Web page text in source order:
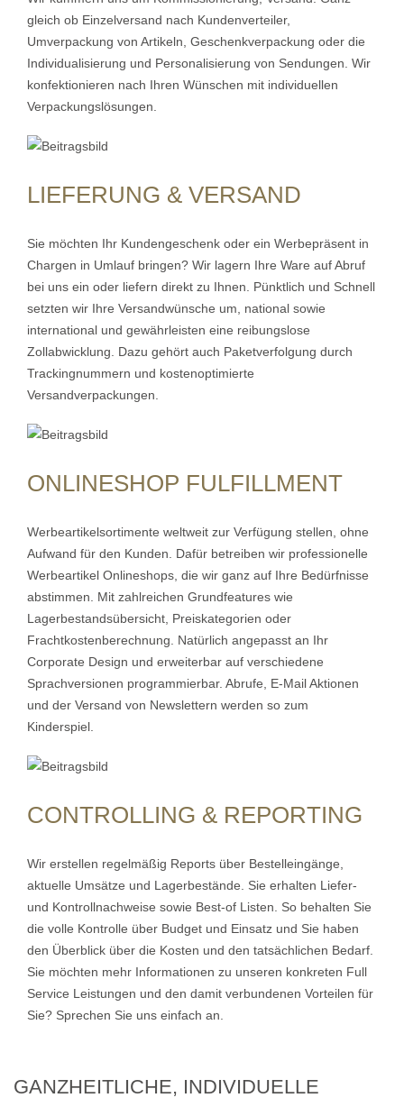
gleich ob Einzelversand nach Kundenverteiler,
Umverpackung von Artikeln, Geschenkverpackung oder die
Individualisierung und Personalisierung von Sendungen. Wir
konfektionieren nach Ihren Wünschen mit individuellen
Verpackungslösungen.
LIEFERUNG & VERSAND
Sie möchten Ihr Kundengeschenk oder ein Werbepräsent in
Chargen in Umlauf bringen? Wir lagern Ihre Ware auf Abruf
bei uns ein oder liefern direkt zu Ihnen. Pünktlich und Schnell
setzten wir Ihre Versandwünsche um, national sowie
international und gewährleisten eine reibungslose
Zollabwicklung. Dazu gehört auch Paketverfolgung durch
Trackingnummern und kostenoptimierte
Versandverpackungen.
ONLINESHOP FULFILLMENT
Werbeartikelsortimente weltweit zur Verfügung stellen, ohne
Aufwand für den Kunden. Dafür betreiben wir professionelle
Werbeartikel Onlineshops, die wir ganz auf Ihre Bedürfnisse
abstimmen. Mit zahlreichen Grundfeatures wie
Lagerbestandsübersicht, Preiskategorien oder
Frachtkostenberechnung. Natürlich angepasst an Ihr
Corporate Design und erweiterbar auf verschiedene
Sprachversionen programmierbar. Abrufe, E-Mail Aktionen
und der Versand von Newslettern werden so zum
Kinderspiel.
CONTROLLING & REPORTING
Wir erstellen regelmäßig Reports über Bestelleingänge,
aktuelle Umsätze und Lagerbestände. Sie erhalten Liefer-
und Kontrollnachweise sowie Best-of Listen. So behalten Sie
die volle Kontrolle über Budget und Einsatz und Sie haben
den Überblick über die Kosten und den tatsächlichen Bedarf.
Sie möchten mehr Informationen zu unseren konkreten Full
Service Leistungen und den damit verbundenen Vorteilen für
Sie? Sprechen Sie uns einfach an.
GANZHEITLICHE, INDIVIDUELLE